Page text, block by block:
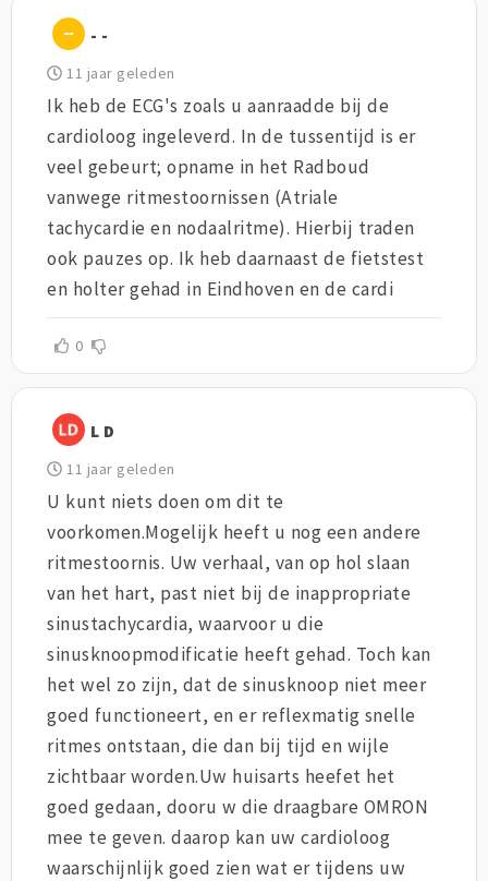
- -
11 jaar geleden
Ik heb de ECG's zoals u aanraadde bij de
cardioloog ingeleverd. In de tussentijd is er
veel gebeurt; opname in het Radboud
vanwege ritmestoornissen (Atriale
tachycardie en nodaalritme). Hierbij traden
ook pauzes op. Ik heb daarnaast de fietstest
en holter gehad in Eindhoven en de cardi
0
L D
11 jaar geleden
U kunt niets doen om dit te
voorkomen.Mogelijk heeft u nog een andere
ritmestoornis. Uw verhaal, van op hol slaan
van het hart, past niet bij de inappropriate
sinustachycardia, waarvoor u die
sinusknoopmodificatie heeft gehad. Toch kan
het wel zo zijn, dat de sinusknoop niet meer
goed functioneert, en er reflexmatig snelle
ritmes ontstaan, die dan bij tijd en wijle
zichtbaar worden.Uw huisarts heefet het
goed gedaan, dooru w die draagbare OMRON
mee te geven. daarop kan uw cardioloog
waarschijnlijk goed zien wat er tijdens uw